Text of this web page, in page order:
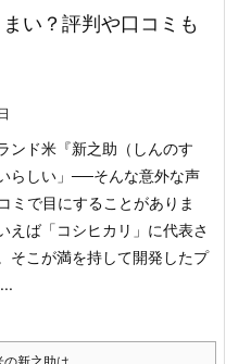
い？評判や口コミも
ンド米『新之助（しんのす
らしい」──そんな意外な声
ミで目にすることがありま
えば「コシヒカリ」に代表さ
そこが満を持して開発したプ